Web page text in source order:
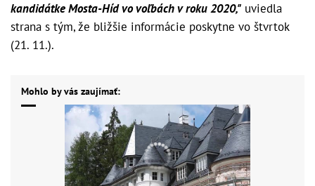
kandidátke Mosta-Híd vo voľbách v roku 2020," uviedla
strana s tým, že bližšie informácie poskytne vo štvrtok
(21. 11.).
Mohlo by vás zaujímať: